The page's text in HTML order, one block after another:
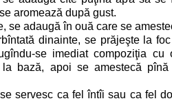
aromează după gust.
se adaugă în ouă care se
dinainte, se prăjeşte la
se imediat compoziţia
la bază, apoi se amestecă
servesc ca fel întîi sau ca fel